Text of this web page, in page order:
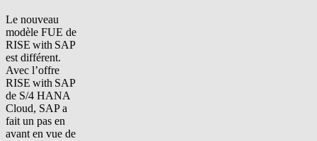
Le nouveau
modèle FUE de
RISE with SAP
est différent.
Avec l’offre
RISE with SAP
de S/4 HANA
Cloud, SAP a
fait un pas en
avant en vue de